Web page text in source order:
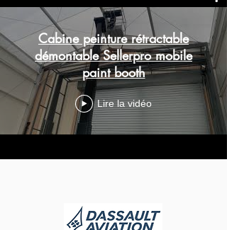
Cabine peinture rétractable
démontable Sellerpro mobile
paint booth
Lire la vidéo